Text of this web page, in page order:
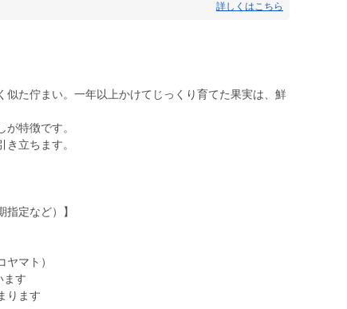
詳しくはこちら
似た佇まい。一年以上かけてじっくり育てた果実は、鮮
特徴です。
立ちます。
指定など）】
マト）
ます
ります